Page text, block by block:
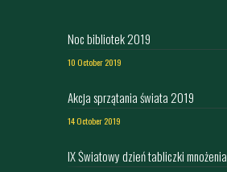
Noc bibliotek 2019
10 October 2019
Akcja sprzątania świata 2019
14 October 2019
IX Światowy dzień tabliczki mnożenia